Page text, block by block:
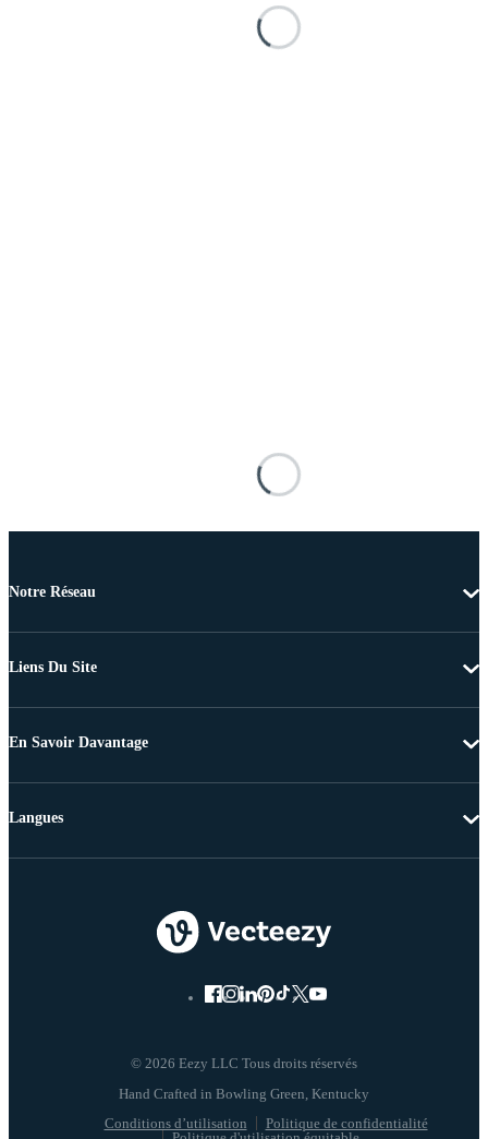
Notre Réseau
Liens Du Site
En Savoir Davantage
© 2026 Eezy LLC Tous droits réservés
Conditions d’utilisation
Politique de confidentialité
Langues